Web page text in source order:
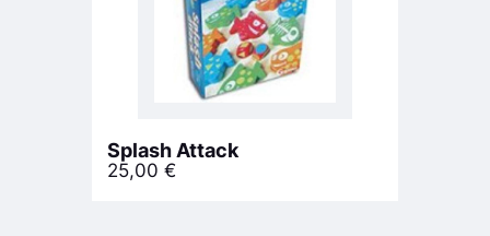
Splash Attack
25,00 €